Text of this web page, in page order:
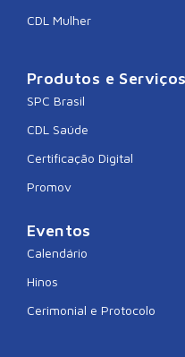
CDL Mulher
Produtos e Serviços
SPC Brasil
CDL Saúde
Certificação Digital
Promov
Eventos
Calendário
Hinos
Cerimonial e Protocolo